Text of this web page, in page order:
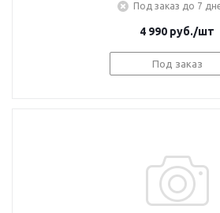
Под заказ до 7
4 990 руб./шт
Под заказ